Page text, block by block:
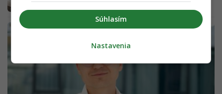
podvod
Súhlasím
Nastavenia